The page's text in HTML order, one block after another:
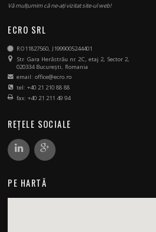
Vă mulțumim că ne-ați vizitat site-ul web!
ECRO SRL
RO11827560, J1999005244401
Str. Gara Herăstrău nr. 2C, etaj 2, Sector 2,
020334 București, Romania
email: office@ecro.ro
tel: +40 21 210 88 88
fax: +40 21 211 49 94
REȚELE SOCIALE
PE HARTĂ